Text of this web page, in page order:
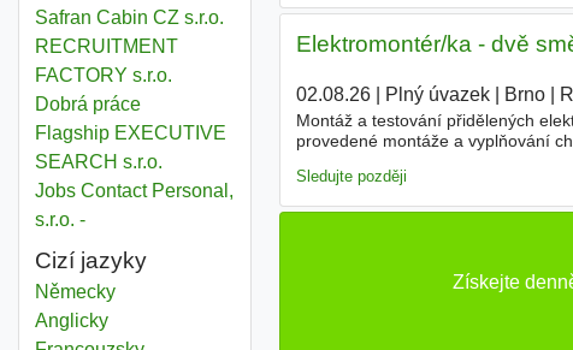
Safran Cabin CZ s.r.o.
RECRUITMENT
FACTORY s.r.o.
Dobrá práce
Flagship EXECUTIVE
SEARCH s.r.o.
Jobs Contact Personal,
s.r.o. -
Cizí jazyky
Německy
Anglicky
Elektromontér/ka - dvě
02.08.26| Plný úvazek| Brno|
Montáž a testování přidělených
provedené montáže a vyplňování
Sledujte později
Získejte